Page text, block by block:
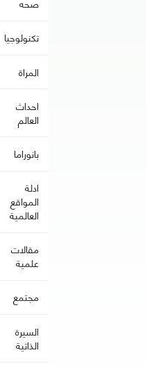
تكنولوجيا
المراة
احداث
العالم
بانوراما
ادلة
المواقع
العالمية
مقالات
علمية
مجتمع
السيرة
الذاتية